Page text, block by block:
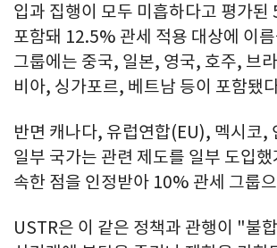
입과 집행이 모두 미흡하다고 평가된
포함돼 12.5% 관세 적용 대상에 이
그룹에는 중국, 일본, 영국, 호주, 브
비아, 싱가포르, 베트남 등이 포함됐
반면 캐나다, 유럽연합(EU), 멕시코,
일부 국가는 관련 제도를 일부 도입
속한 점을 인정받아 10% 관세 그룹
USTR은 이 같은 정책과 관행이 "불